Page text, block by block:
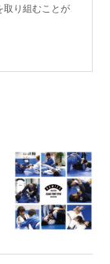
取り組むことが